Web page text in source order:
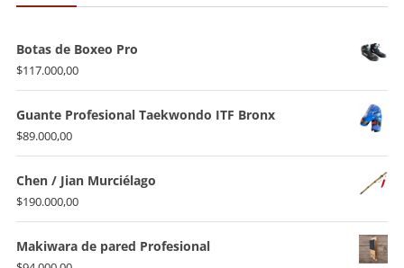
Botas de Boxeo Pro
$117.000,00
Guante Profesional Taekwondo ITF Bronx
$89.000,00
Chen / Jian Murciélago
$190.000,00
Makiwara de pared Profesional